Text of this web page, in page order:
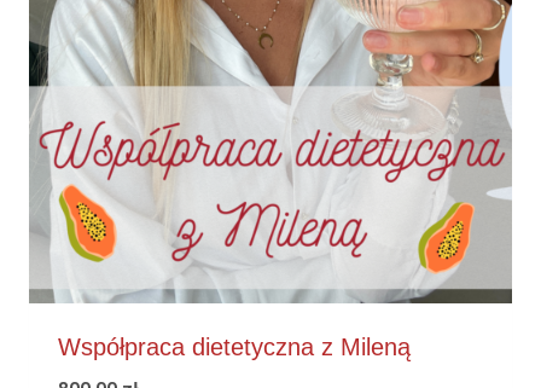
Współpraca dietetyczna z Mileną